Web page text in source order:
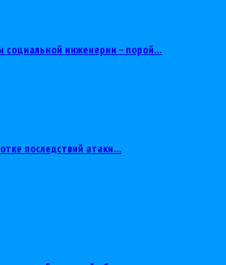
инженерии – порой…
последствий атаки…